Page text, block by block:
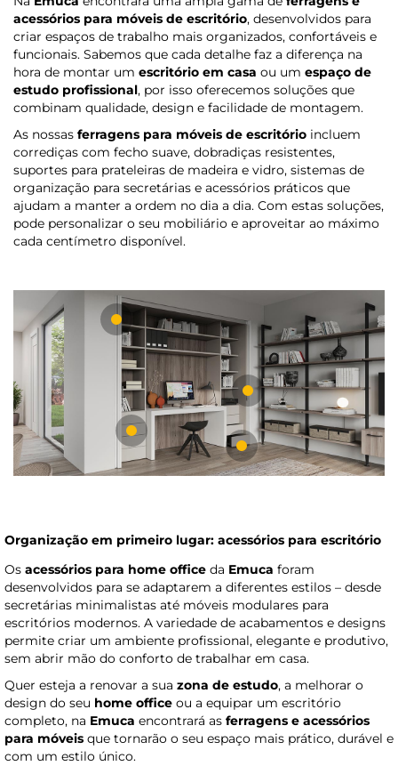
acessórios para móveis de escritório, desenvolvidos para
criar espaços de trabalho mais organizados, confortáveis e
funcionais. Sabemos que cada detalhe faz a diferença na
hora de montar um escritório em casa ou um espaço de
estudo profissional, por isso oferecemos soluções que
combinam qualidade, design e facilidade de montagem.
As nossas ferragens para móveis de escritório incluem
corrediças com fecho suave, dobradiças resistentes,
suportes para prateleiras de madeira e vidro, sistemas de
organização para secretárias e acessórios práticos que
ajudam a manter a ordem no dia a dia. Com estas soluções,
pode personalizar o seu mobiliário e aproveitar ao máximo
cada centímetro disponível.
Organização em primeiro lugar: acessórios para escritório
Os acessórios para home office da Emuca foram
desenvolvidos para se adaptarem a diferentes estilos – desde
secretárias minimalistas até móveis modulares para
escritórios modernos. A variedade de acabamentos e designs
permite criar um ambiente profissional, elegante e produtivo,
sem abrir mão do conforto de trabalhar em casa.
Quer esteja a renovar a sua zona de estudo, a melhorar o
design do seu home office ou a equipar um escritório
completo, na Emuca encontrará as ferragens e acessórios
para móveis que tornarão o seu espaço mais prático, durável e
com um estilo único.